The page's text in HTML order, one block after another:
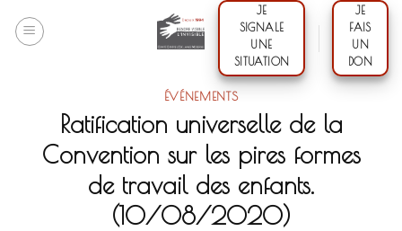
JE
SIGNALE
UNE
SITUATION
JE
FAIS
UN
DON
ÉVÉNEMENTS
Ratification universelle de la
Convention sur les pires formes
de travail des enfants.
(10/08/2020)